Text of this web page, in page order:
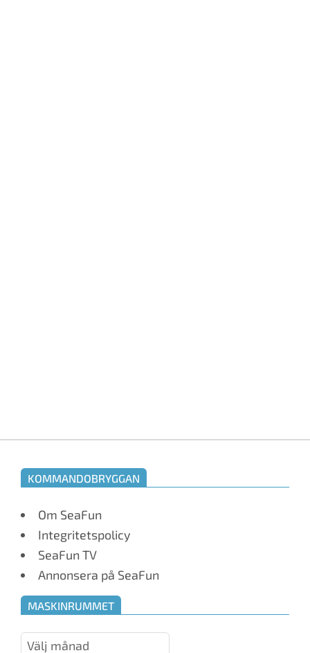
KOMMANDOBRYGGAN
Om SeaFun
Integritetspolicy
SeaFun TV
Annonsera på SeaFun
MASKINRUMMET
Maskinrummet